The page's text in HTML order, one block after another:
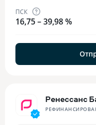
ПСК
16,75 – 39,98 %
Ренессанс